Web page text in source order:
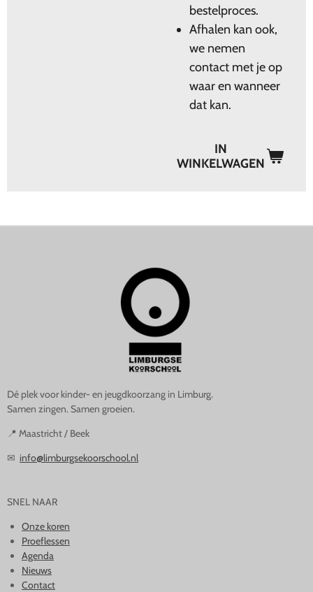
bestelproces.
Afhalen kan ook,
we nemen
contact met je op
waar en wanneer
dat kan.
IN
WINKELWAGEN
Dé plek voor kinder- en jeugdkoorzang in Limburg.
Samen zingen. Samen groeien.
📍 Maastricht / Beek
✉ info@limburgsekoorschool.nl
SNEL NAAR
Onze koren
Proeflessen
Agenda
Nieuws
Contact